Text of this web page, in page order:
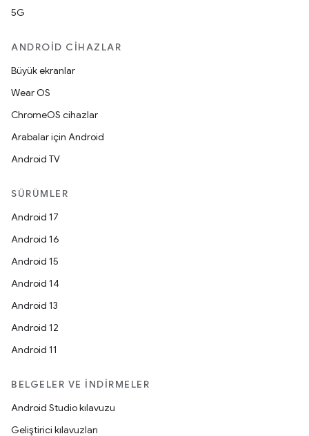
5G
ANDROID CIHAZLAR
Büyük ekranlar
Wear OS
ChromeOS cihazlar
Arabalar için Android
Android TV
SÜRÜMLER
Android 17
Android 16
Android 15
Android 14
Android 13
Android 12
Android 11
BELGELER VE İNDIRMELER
Android Studio kılavuzu
Geliştirici kılavuzları